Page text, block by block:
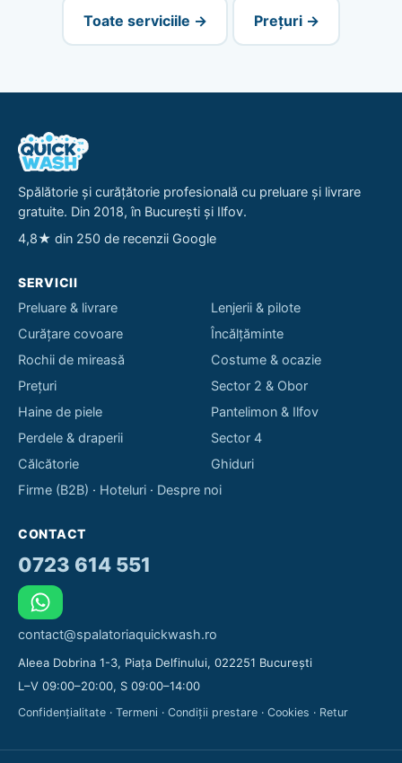
Toate serviciile → Prețuri →
Spălătorie și curățătorie profesională cu preluare și livrare
gratuite. Din 2018, în București și Ilfov.
4,8★ din 250 de recenzii Google
SERVICII
Preluare & livrare
Curățare covoare
Rochii de mireasă
Prețuri
Haine de piele
Perdele & draperii
Călcătorie
Lenjerii & pilote
Încălțăminte
Costume & ocazie
Sector 2 & Obor
Pantelimon & Ilfov
Sector 4
Ghiduri
Firme (B2B) · Hoteluri · Despre noi
CONTACT
0723 614 551
contact@spalatoriaquickwash.ro
Aleea Dobrina 1-3, Piața Delfinului, 022251 București
L–V 09:00–20:00, S 09:00–14:00
Confidențialitate · Termeni · Condiții prestare · Cookies · Retur